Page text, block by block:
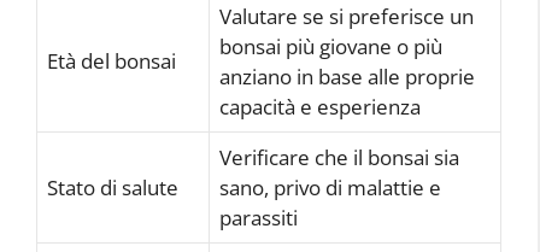
Età del bonsai
Valutare se si preferisce un
bonsai più giovane o più
anziano in base alle proprie
capacità e esperienza
Stato di salute
Verificare che il bonsai sia
sano, privo di malattie e
parassiti